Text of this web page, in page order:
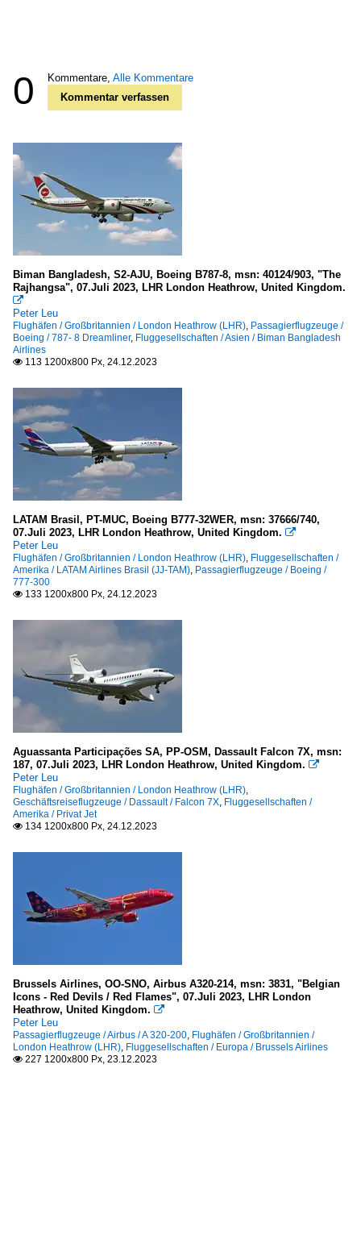
0 Kommentare, Alle Kommentare
Kommentar verfassen
Biman Bangladesh, S2-AJU, Boeing B787-8, msn: 40124/903, "The
Rajhangsa", 07.Juli 2023, LHR London Heathrow, United Kingdom.

Peter Leu
Flughäfen / Großbritannien / London Heathrow (LHR), Passagierflugzeuge /
Boeing / 787- 8 Dreamliner, Fluggesellschaften / Asien / Biman Bangladesh
Airlines
 113 1200x800 Px, 24.12.2023
LATAM Brasil, PT-MUC, Boeing B777-32WER, msn: 37666/740,
07.Juli 2023, LHR London Heathrow, United Kingdom. 
Peter Leu
Flughäfen / Großbritannien / London Heathrow (LHR), Fluggesellschaften /
Amerika / LATAM Airlines Brasil (JJ-TAM), Passagierflugzeuge / Boeing /
777-300
 133 1200x800 Px, 24.12.2023
Aguassanta Participações SA, PP-OSM, Dassault Falcon 7X, msn:
187, 07.Juli 2023, LHR London Heathrow, United Kingdom. 
Peter Leu
Flughäfen / Großbritannien / London Heathrow (LHR),
Geschäftsreiseflugzeuge / Dassault / Falcon 7X, Fluggesellschaften /
Amerika / Privat Jet
 134 1200x800 Px, 24.12.2023
Brussels Airlines, OO-SNO, Airbus A320-214, msn: 3831, "Belgian
Icons - Red Devils / Red Flames", 07.Juli 2023, LHR London
Heathrow, United Kingdom. 
Peter Leu
Passagierflugzeuge / Airbus / A 320-200, Flughäfen / Großbritannien /
London Heathrow (LHR), Fluggesellschaften / Europa / Brussels Airlines
 227 1200x800 Px, 23.12.2023